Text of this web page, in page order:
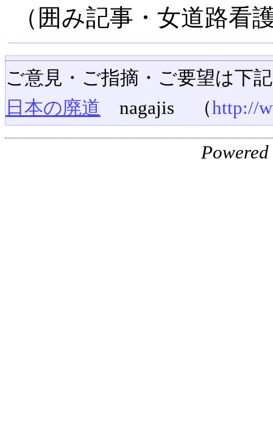
（囲み記事・女道路看
ご意見・ご指摘・ご要望は下
日本の廃道 nagajis （http://